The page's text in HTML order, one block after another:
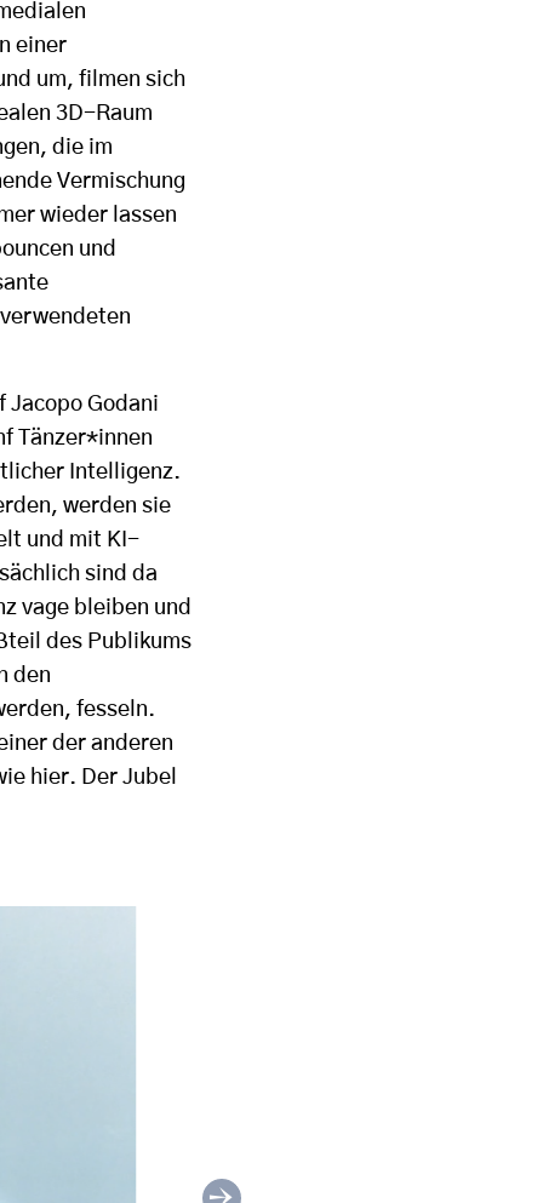
einer
um, filmen sich
3D-Raum
die im
Vermischung
wieder lassen
und
Jacopo Godani
Tänzer*innen
Intelligenz.
werden sie
und mit KI-
sind da
vage bleiben und
des Publikums
den
fesseln.
der anderen
hier. Der Jubel